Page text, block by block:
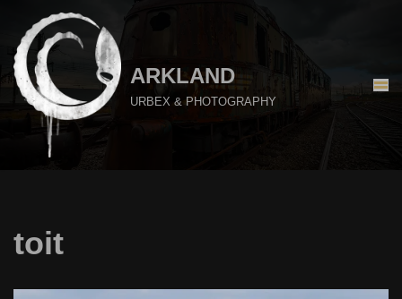
Aller
au
contenu
ARKLAND
URBEX & PHOTOGRAPHY
toit